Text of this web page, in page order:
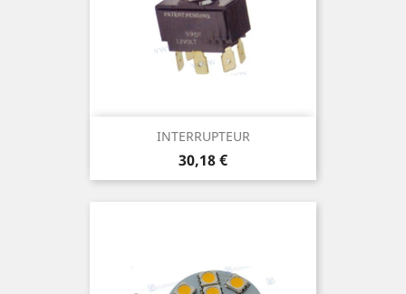
INTERRUPTEUR
Prix
30,18 €